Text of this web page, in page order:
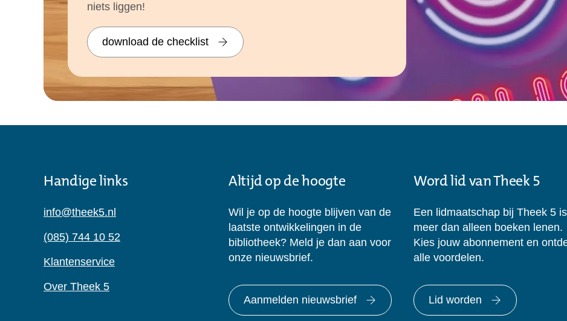
niets liggen!
download de checklist
Handige links
info@theek5.nl
(085) 744 10 52
Klantenservice
Over Theek 5
Altijd op de hoogte
Wil je op de hoogte blijven van de
laatste ontwikkelingen in de
bibliotheek? Meld je dan aan voor
onze nieuwsbrief.
Aanmelden nieuwsbrief
Word lid van Theek 5
Een lidmaatschap bij Theek 5 is
meer dan alleen boeken lenen.
Kies jouw abonnement en
alle voordelen.
Lid worden